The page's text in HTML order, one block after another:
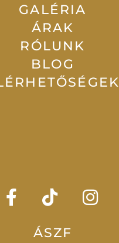
GALÉRIA
ÁRAK
RÓLUNK
BLOG
ÁSZF